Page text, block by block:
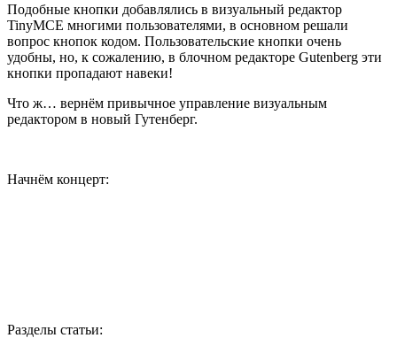
Подобные кнопки добавлялись в визуальный редактор
TinyMCE многими пользователями, в основном решали
вопрос кнопок кодом. Пользовательские кнопки очень
удобны, но, к сожалению, в блочном редакторе Gutenberg эти
кнопки пропадают навеки!
Что ж… вернём привычное управление визуальным
редактором в новый Гутенберг.
Начнём концерт:
Разделы статьи: